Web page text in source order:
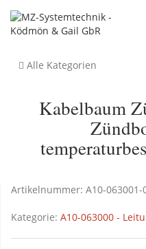
Alle Kategorien
Kabelbaum
Artikelnummer: A10-063001-
Kategorie: A10-063000 -